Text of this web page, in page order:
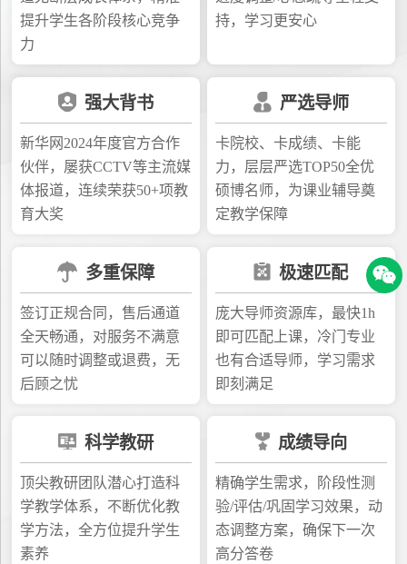
提升学生各阶段核心竞争
力
持，学习更安心
强大背书
新华网2024年度官方合作
伙伴，屡获CCTV等主流媒
体报道，连续荣获50+项教
育大奖
严选导师
卡院校、卡成绩、卡能
力，层层严选TOP50全优
硕博名师，为课业辅导奠
定教学保障
多重保障
签订正规合同，售后通道
全天畅通，对服务不满意
可以随时调整或退费，无
后顾之忧
极速匹配
庞大导师资源库，最快1h
即可匹配上课，冷门专业
也有合适导师，学习需求
即刻满足
科学教研
顶尖教研团队潜心打造科
学教学体系，不断优化教
学方法，全方位提升学生
素养
成绩导向
精确学生需求，阶段性测
验/评估/巩固学习效果，动
态调整方案，确保下一次
高分答卷